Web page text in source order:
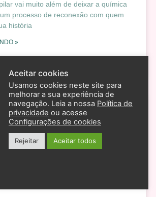
vai muito além de deixar a química
processo de reconexão com quem
história
»
Aceitar cookies
Usamos cookies neste site para
melhorar a sua experiência de
navegação. Leia a nossa Política de
privacidade ou acesse
Configurações de cookies
Rejeitar Aceitar todos